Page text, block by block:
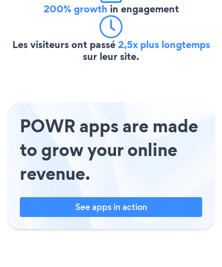
200% growth in engagement
Les visiteurs ont passé2,5x plus longtemps
sur leur site.
POWR apps are made
to grow your online
revenue.
See apps in action